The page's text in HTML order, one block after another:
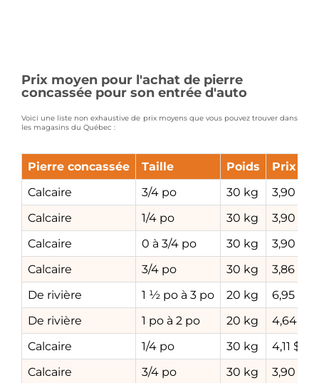
Prix moyen pour l'achat de pierre
concassée pour son entrée d'auto
Voici une liste non exhaustive de prix moyens que vous pouvez trouver dans
les magasins du Québec :
Pierre concassée Taille Poids
Prix
Calcaire
3/4 po 30 kg
3,90 $
Calcaire
1/4 po 30 kg
3,90 $
Calcaire
0 à 3/4 po 30 kg
3,90 $
Calcaire
3/4 po 30 kg
3,86 $
De rivière
1 ½ po à 3 po 20 kg
6,95 $
De rivière
1 po à 2 po 20 kg
4,64 $
Calcaire
1/4 po 30 kg
4,11 $
Calcaire
3/4 po 30 kg
3,90 $